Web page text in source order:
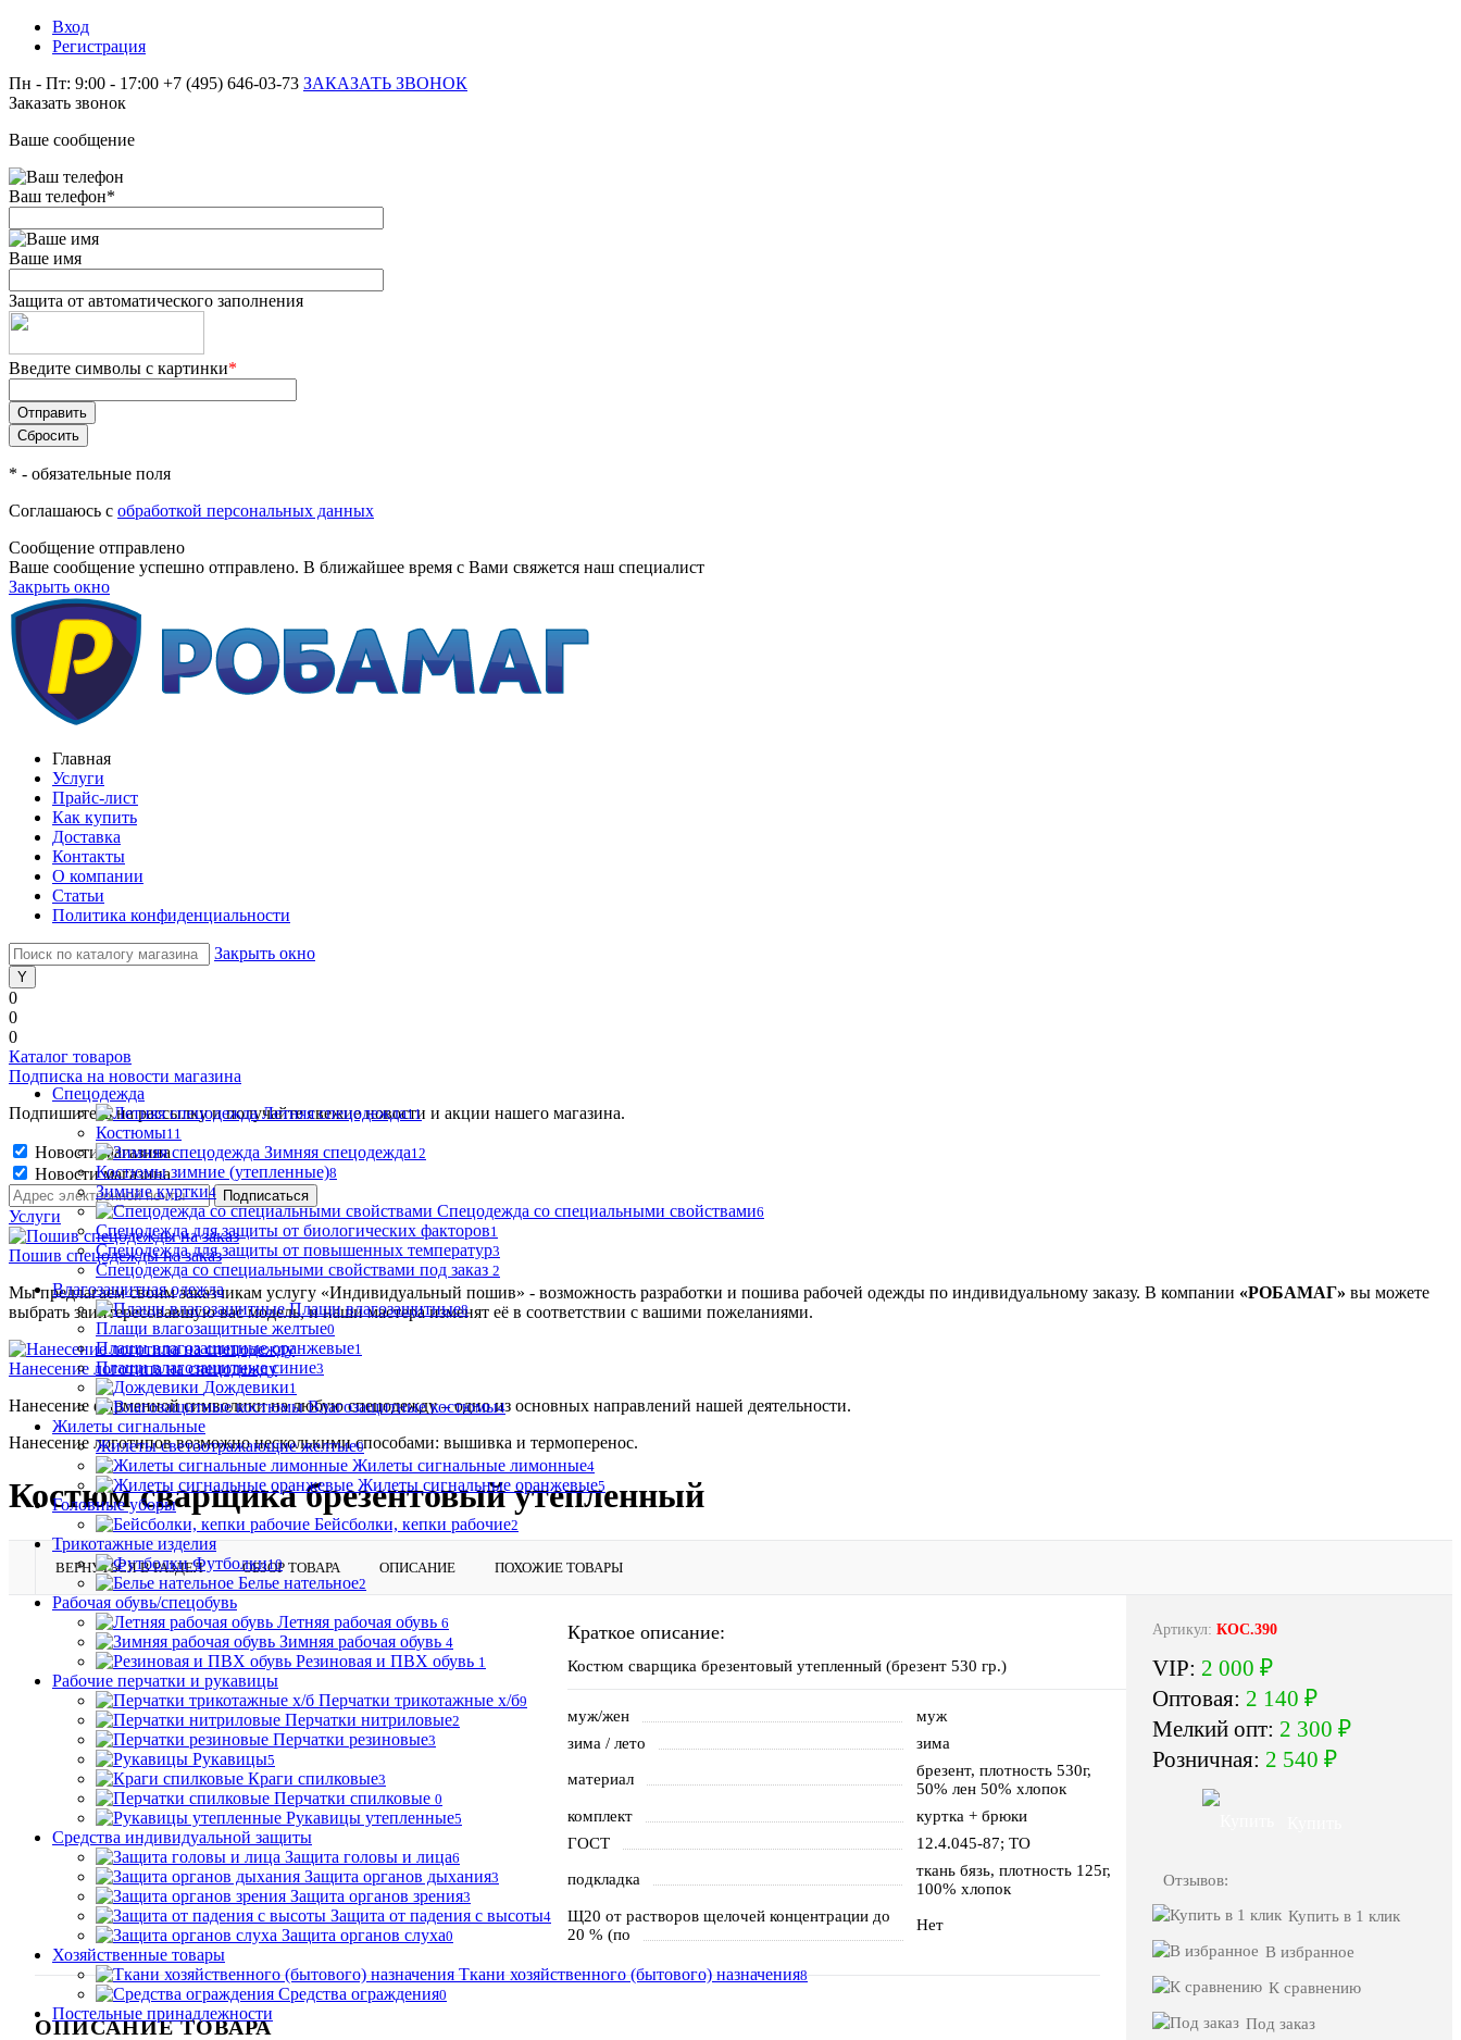
Вход
Регистрация
Пн - Пт: 9:00 - 17:00 +7 (495) 646-03-73 ЗАКАЗАТЬ ЗВОНОК
Заказать звонок
Ваше сообщение
Ваш телефон*
Ваше имя
Защита от автоматического заполнения
Введите символы с картинки*
* - обязательные поля
Соглашаюсь с обработкой персональных данных
Сообщение отправлено
Ваше сообщение успешно отправлено. В ближайшее время с Вами свяжется наш специалист
Закрыть окно
Главная
Услуги
Прайс-лист
Как купить
Доставка
Контакты
О компании
Статьи
Политика конфиденциальности
Закрыть окно
0
0
0
Каталог товаров
Спецодежда
Летняя спецодежда11
Костюмы11
Зимняя спецодежда12
Костюмы зимние (утепленные)8
Зимние куртки4
Спецодежда со специальными свойствами6
Спецодежда для защиты от биологических факторов1
Спецодежда для защиты от повышенных температур3
Спецодежда со специальными свойствами под заказ 2
Влагозащитная одежда
Плащи влагозащитные8
Плащи влагозащитные желтые0
Плащи влагозащитные оранжевые1
Плащи влагозащитные синие3
Дождевики1
Влагозащитные костюмы4
Жилеты сигнальные
Жилеты светоотражающие желтые0
Жилеты сигнальные лимонные4
Жилеты сигнальные оранжевые5
Головные уборы
Бейсболки, кепки рабочие2
Трикотажные изделия
Футболки10
Белье нательное2
Рабочая обувь/спецобувь
Летняя рабочая обувь 6
Зимняя рабочая обувь 4
Резиновая и ПВХ обувь 1
Рабочие перчатки и рукавицы
Перчатки трикотажные х/б9
Перчатки нитриловые2
Перчатки резиновые3
Рукавицы5
Краги спилковые3
Перчатки спилковые 0
Рукавицы утепленные5
Средства индивидуальной защиты
Защита головы и лица6
Защита органов дыхания3
Защита органов зрения3
Защита от падения с высоты4
Защита органов слуха0
Хозяйственные товары
Ткани хозяйственного (бытового) назначения8
Средства ограждения0
Постельные принадлежности
Подписка на новости магазина
Подпишитесь на рассылку и получайте свежие новости и акции нашего магазина.
Новости магазина
Новости магазина
Услуги
Пошив спецодежды на заказ
Мы предлагаем своим заказчикам услугу «Индивидуальный пошив» - возможность разработки и пошива рабочей одежды по индивидуальному заказу. В компании «РОБАМАГ» вы можете
выбрать заинтересовавшую вас модель, и наши мастера изменят её в соответствии с вашими пожеланиями.
Нанесение логотипа на спецодежду
Нанесение фирменной символики на любую спецодежду – одно из основных направлений нашей деятельности.
Нанесение логотипов возможно несколькими способами: вышивка и термоперенос.
Костюм сварщика брезентовый утепленный
ВЕРНУТЬСЯ В РАЗДЕЛ ОБЗОР ТОВАРА ОПИСАНИЕ ПОХОЖИЕ ТОВАРЫ
Краткое описание:
Костюм сварщика брезентовый утепленный (брезент 530 гр.)
муж/жен
муж
зима / лето
зима
материал
брезент, плотность 530г,
50% лен 50% хлопок
комплект
куртка + брюки
ГОСТ
12.4.045-87; ТО
подкладка
ткань бязь, плотность 125г,
100% хлопок
Щ20 от растворов щелочей концентрации до
20 % (по
Нет
ОПИСАНИЕ ТОВАРА
Артикул: КОС.390
VIP: 2 000 ₽
Оптовая: 2 140 ₽
Мелкий опт: 2 300 ₽
Розничная: 2 540 ₽
Отзывов:
Купить в 1 клик
В избранное
К сравнению
Под заказ